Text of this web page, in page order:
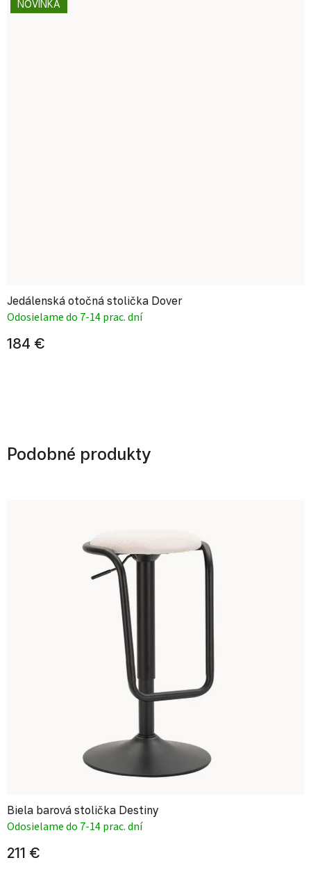
NOVINKA
Jedálenská otočná stolička Dover
Odosielame do 7-14 prac. dní
184 €
Podobné produkty
Biela barová stolička Destiny
Odosielame do 7-14 prac. dní
211 €